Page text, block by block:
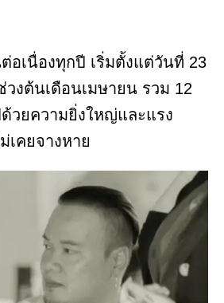
อเนื่องทุกปี เริ่มตั้งแต่วันที่ 23
งต้นเดือนเมษายน รวม 12
วยความยิ่งใหญ่และแรง
เคยจางหาย